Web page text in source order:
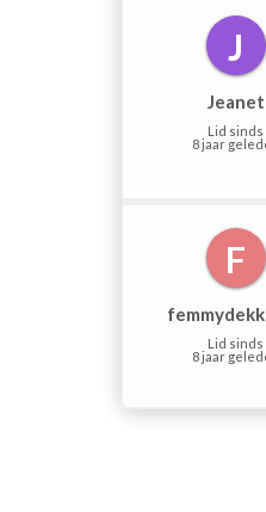
J
Jeanet
Lid sinds
8 jaar
F
Lid sinds
8 jaar